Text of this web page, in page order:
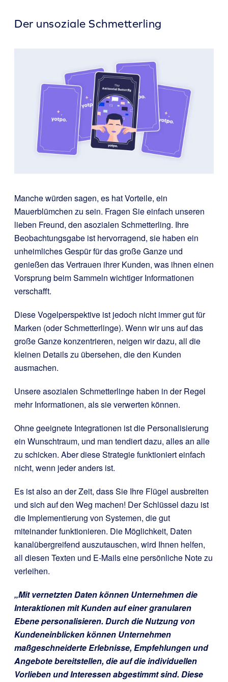
Der unsoziale Schmetterling
Manche würden sagen, es hat Vorteile, ein
Mauerblümchen zu sein. Fragen Sie einfach unseren
lieben Freund, den asozialen Schmetterling. Ihre
Beobachtungsgabe ist hervorragend, sie haben ein
unheimliches Gespür für das große Ganze und
genießen das Vertrauen ihrer Kunden, was ihnen einen
Vorsprung beim Sammeln wichtiger Informationen
verschafft.
Diese Vogelperspektive ist jedoch nicht immer gut für
Marken (oder Schmetterlinge). Wenn wir uns auf das
große Ganze konzentrieren, neigen wir dazu, all die
kleinen Details zu übersehen, die den Kunden
ausmachen.
Unsere asozialen Schmetterlinge haben in der Regel
mehr Informationen, als sie verwerten können.
Ohne geeignete Integrationen ist die Personalisierung
ein Wunschtraum, und man tendiert dazu, alles an alle
zu schicken. Aber diese Strategie funktioniert einfach
nicht, wenn jeder anders ist.
Es ist also an der Zeit, dass Sie Ihre Flügel ausbreiten
und sich auf den Weg machen! Der Schlüssel dazu ist
die Implementierung von Systemen, die gut
miteinander funktionieren. Die Möglichkeit, Daten
kanalübergreifend auszutauschen, wird Ihnen helfen,
all diesen Texten und E-Mails eine persönliche Note zu
verleihen.
„Mit vernetzten Daten können Unternehmen die
Interaktionen mit Kunden auf einer granularen
Ebene personalisieren. Durch die Nutzung von
Kundeneinblicken können Unternehmen
maßgeschneiderte Erlebnisse, Empfehlungen und
Angebote bereitstellen, die auf die individuellen
Vorlieben und Interessen abgestimmt sind. Diese